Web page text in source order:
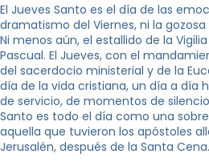
El Jueves Santo es el día de las
dramatismo del Viernes, ni la
Ni menos aún, el estallido de la
Pascual. El Jueves, con el
del sacerdocio ministerial y de la
día de la vida cristiana, un día a día
de servicio, de momentos de
Santo es todo el día como una
aquella que tuvieron los apóstoles
Jerusalén, después de la Santa Cena.